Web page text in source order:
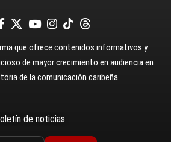
que ofrece contenidos informativos y
de mayor crecimiento en audiencia en
de la comunicación caribeña.
de noticias.